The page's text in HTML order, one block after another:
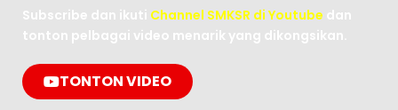
Subscribe dan ikuti Channel SMKSR di Youtube dan
tonton pelbagai video menarik yang dikongsikan.
TONTON VIDEO